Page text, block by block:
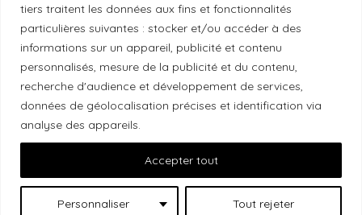
tiers traitent les données aux fins et fonctionnalités
particulières suivantes : stocker et/ou accéder à des
informations sur un appareil, publicité et contenu
personnalisés, mesure de la publicité et du contenu,
recherche d'audience et développement de services,
données de géolocalisation précises et identification via
analyse des appareils.
Personnaliser Tout rejeter
Accepter tout
Local Market, marque portée par la société Les
Chats Gourmets Ltd. tient à souligner que ses
installations, situées au 511 Lacolle Way (Ottawa-
Orléans), se trouvent sur le territoire traditionnel non
cédé du peuple algonquin anichinabé. Nous
reconnaissons et remercions les peuples
autochtones qui sont les gardiens historiques et
actuels de ces terres.